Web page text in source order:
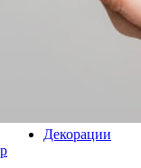
Декорации